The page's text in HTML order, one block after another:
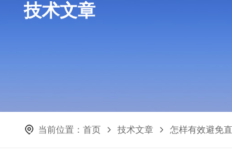
技术文章
当前位置：首页 技术文章 怎样有效避免